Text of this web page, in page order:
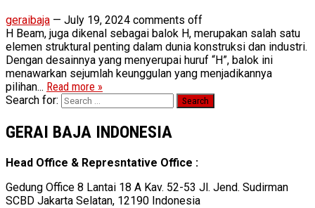
geraibaja — July 19, 2024 comments off
H Beam, juga dikenal sebagai balok H, merupakan salah satu
elemen struktural penting dalam dunia konstruksi dan industri.
Dengan desainnya yang menyerupai huruf “H”, balok ini
menawarkan sejumlah keunggulan yang menjadikannya
pilihan... Read more »
Search for:
GERAI BAJA INDONESIA
Head Office & Represntative Office :
Gedung Office 8 Lantai 18 A Kav. 52-53 Jl. Jend. Sudirman
SCBD Jakarta Selatan, 12190 Indonesia